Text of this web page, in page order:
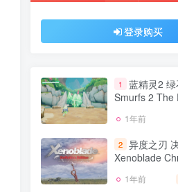
登录购买
1
蓝精灵2
Smurfs 2 The
版 官方中文
1年前
2 异度之刃
Xenoblade
Definitive
官方中文
1年前
免费
1
蓝精灵2
Smurfs 2 The
the Green
版 官方中文
1年前
2
异度之刃